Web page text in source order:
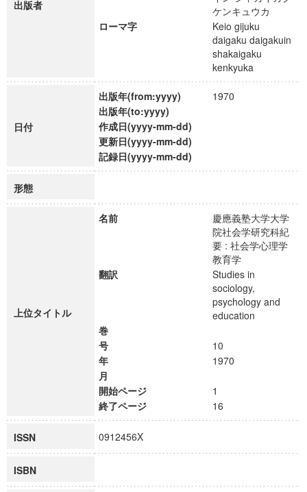
出版者
ケンキュウカ
ローマ字
Keio gijuku
daigaku daigakuin
shakaigaku
kenkyuka
日付
出版年(from:yyyy)
1970
出版年(to:yyyy)
作成日(yyyy-mm-dd)
更新日(yyyy-mm-dd)
記録日(yyyy-mm-dd)
形態
上位タイトル
名前
慶應義塾大学大学
院社会学研究科紀
要 : 社会学心理学
教育学
翻訳
Studies in
sociology,
psychology and
education
巻
号
10
年
1970
月
開始ページ
1
終了ページ
16
ISSN 0912456X
ISBN